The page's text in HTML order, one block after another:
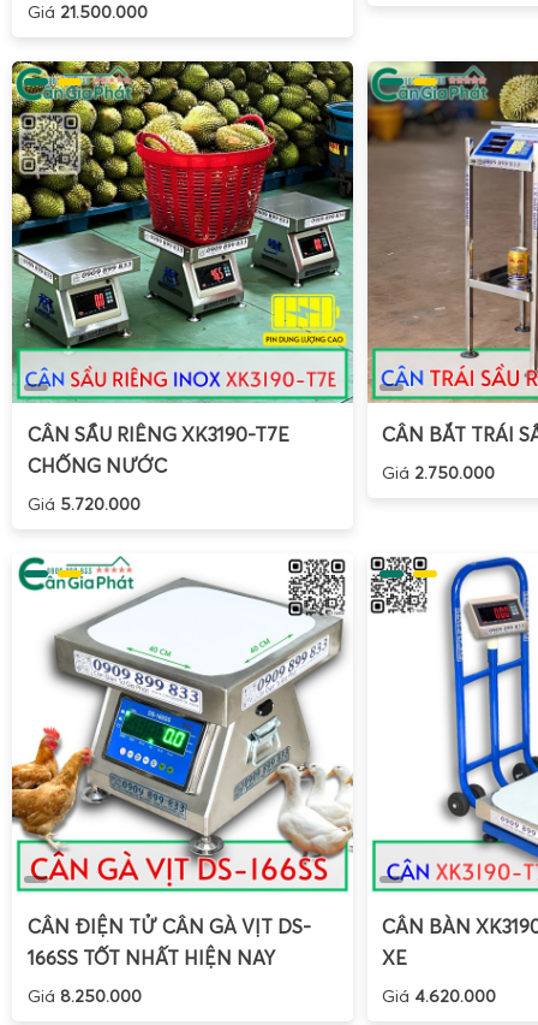
Cân Điện Tử Gia Phátkhông chỉ nhận sửa chữa mà còn
cấp cân lúa truyền thống thành cân lúa Bluetooth hiện
giúp người dùng dễ dàng kết nối cân với điện thoại thông
LÚA V5, mang lại nhiều tiện ích:
thoại, tránh sai sót do ghi chép thủ công.
Phân tích và báo cáo:
APP hỗ trợ phân tích dữ liệu
tiết giúp quản lý sản xuất hiệu quả hơn.
Kết nối không dây tiện lợi:Giảm thiểu dây cáp
hoạt trong quá trình sử dụng.
Cập nhật phần mềm dễ dàng:
APP và cân có thể
mềm từ xa, đảm bảo tính năng luôn mới và ổn định.
Giá 21.500.000
CÂN SẦU RIÊNG XK3190-T7E
CHỐNG NƯỚC
Giá 5.720.000
CÂN BẮT TRÁI
Giá 2.750.000
CÂN ĐIỆN TỬ CÂN GÀ VỊT DS-
166SS TỐT NHẤT HIỆN NAY
Giá 8.250.000
CÂN BÀN
XE
Giá 4.620.000